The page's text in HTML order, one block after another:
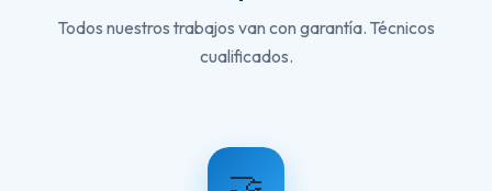
Todos nuestros trabajos van con garantía. Técnicos
cualificados.